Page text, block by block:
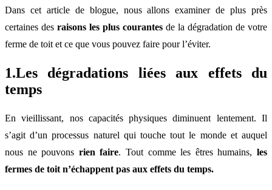
Dans cet article de blogue, nous allons examiner de plus près
certaines des raisons les plus courantes de la dégradation de votre
ferme de toit et ce que vous pouvez faire pour l’éviter.
1.Les dégradations liées aux effets du
temps
En vieillissant, nos capacités physiques diminuent lentement. Il
s’agit d’un processus naturel qui touche tout le monde et auquel
nous ne pouvons rien faire. Tout comme les êtres humains, les
fermes de toit n’échappent pas aux effets du temps.